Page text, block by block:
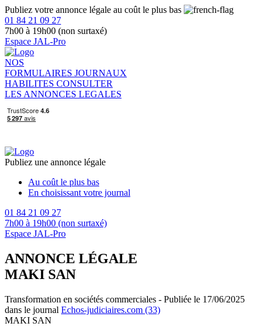
Publiez votre annonce légale au coût le plus bas
01 84 21 09 27
7h00 à 19h00 (non surtaxé)
Espace JAL-Pro
NOS
FORMULAIRES JOURNAUX
HABILITES CONSULTER
LES ANNONCES LEGALES
Publiez une annonce légale
Au coût le plus bas
En choisissant votre journal
01 84 21 09 27
7h00 à 19h00 (non surtaxé)
Espace JAL-Pro
ANNONCE LÉGALE
MAKI SAN
Transformation en sociétés commerciales - Publiée le 17/06/2025
dans le journal Echos-judiciaires.com (33)
MAKI SAN